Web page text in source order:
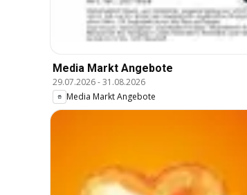
Media Markt Angebote
29.07.2026-31.08.2026
Media Markt Angebote